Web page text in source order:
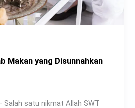
Makan yang Disunnahkan
Salah satu nikmat Allah SWT